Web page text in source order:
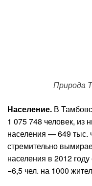
Природа
Население. В
1 075 748 человек, из
населения — 649 тыс.
стремительно
населения в 2012
−6,5 чел. на 1000